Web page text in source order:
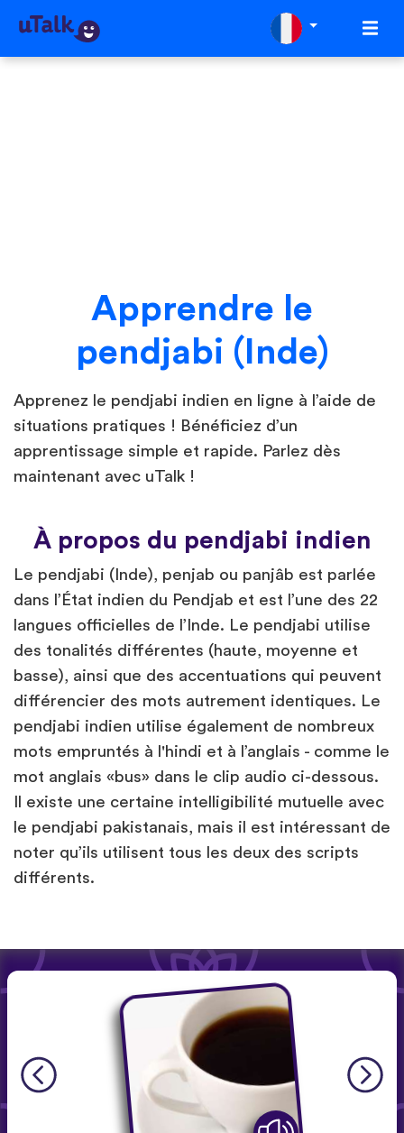
Apprendre le
pendjabi (Inde)
Apprenez le pendjabi indien en ligne à l’aide de
situations pratiques ! Bénéficiez d’un
apprentissage simple et rapide. Parlez dès
maintenant avec uTalk !
À propos du pendjabi indien
Le pendjabi (Inde), penjab ou panjâb est parlée
dans l’État indien du Pendjab et est l’une des 22
langues officielles de l’Inde. Le pendjabi utilise
des tonalités différentes (haute, moyenne et
basse), ainsi que des accentuations qui peuvent
différencier des mots autrement identiques. Le
pendjabi indien utilise également de nombreux
mots empruntés à l'hindi et à l’anglais - comme le
mot anglais «bus» dans le clip audio ci-dessous.
Il existe une certaine intelligibilité mutuelle avec
le pendjabi pakistanais, mais il est intéressant de
noter qu’ils utilisent tous les deux des scripts
différents.